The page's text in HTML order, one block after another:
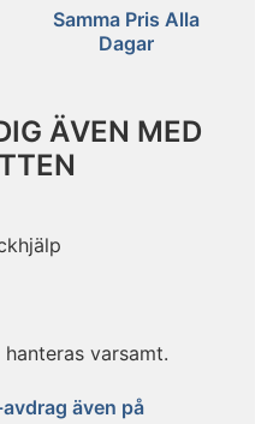
Samma Pris Alla
Dagar
ÄVEN MED
varsamt.
avdrag även på